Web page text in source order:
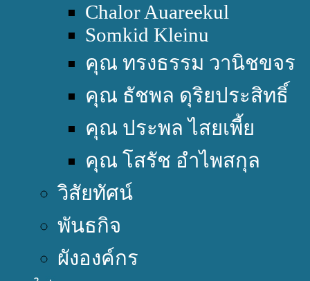
Chalor Auareekul
Somkid Kleinu
คุณ ทรงธรรม วานิชขจร
คุณ ธัชพล ดุริยประสิทธิ์
คุณ ประพล ไสยเพี้ย
คุณ โสรัช อำไพสกุล
วิสัยทัศน์
พันธกิจ
ผังองค์กร